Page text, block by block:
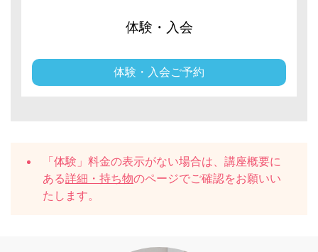
体験・入会
体験・入会ご予約
「体験」料金の表示がない場合は、講座概要に
ある詳細・持ち物のページでご確認をお願いい
たします。